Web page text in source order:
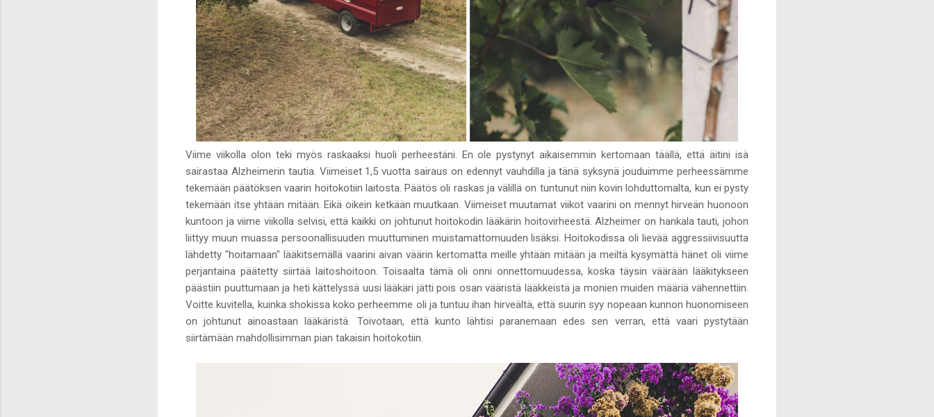
Viime viikolla olon teki myös raskaaksi huoli perheestäni. En ole pystynyt aikaisemmin kertomaan täällä, että äitini isä
sairastaa Alzheimerin tautia. Viimeiset 1,5 vuotta sairaus on edennyt vauhdilla ja tänä syksynä jouduimme perheessämme
tekemään päätöksen vaarin hoitokotiin laitosta. Päätös oli raskas ja välillä on tuntunut niin kovin lohduttomalta, kun ei pysty
tekemään itse yhtään mitään. Eikä oikein ketkään muutkaan. Viimeiset muutamat viikot vaarini on mennyt hirveän huonoon
kuntoon ja viime viikolla selvisi, että kaikki on johtunut hoitokodin lääkärin hoitovirheestä. Alzheimer on hankala tauti, johon
liittyy muun muassa persoonallisuuden muuttuminen muistamattomuuden lisäksi. Hoitokodissa oli lievää aggressiivisuutta
lähdetty "hoitamaan" lääkitsemällä vaarini aivan väärin kertomatta meille yhtään mitään ja meiltä kysymättä hänet oli viime
perjantaina päätetty siirtää laitoshoitoon. Toisaalta tämä oli onni onnettomuudessa, koska täysin väärään lääkitykseen
päästiin puuttumaan ja heti kättelyssä uusi lääkäri jätti pois osan vääristä lääkkeistä ja monien muiden määriä vähennettiin.
Voitte kuvitella, kuinka shokissa koko perheemme oli ja tuntuu ihan hirveältä, että suurin syy nopeaan kunnon huonomiseen
on johtunut ainoastaan lääkäristä. Toivotaan, että kunto lähtisi paranemaan edes sen verran, että vaari pystytään
siirtämään mahdollisimman pian takaisin hoitokotiin.